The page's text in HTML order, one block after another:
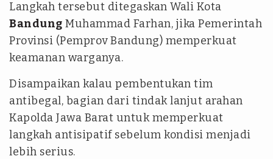
Langkah tersebut ditegaskan Wali Kota
Bandung Muhammad Farhan, jika Pemerintah
Provinsi (Pemprov Bandung) memperkuat
keamanan warganya.
Disampaikan kalau pembentukan tim
antibegal, bagian dari tindak lanjut arahan
Kapolda Jawa Barat untuk memperkuat
langkah antisipatif sebelum kondisi menjadi
lebih serius.